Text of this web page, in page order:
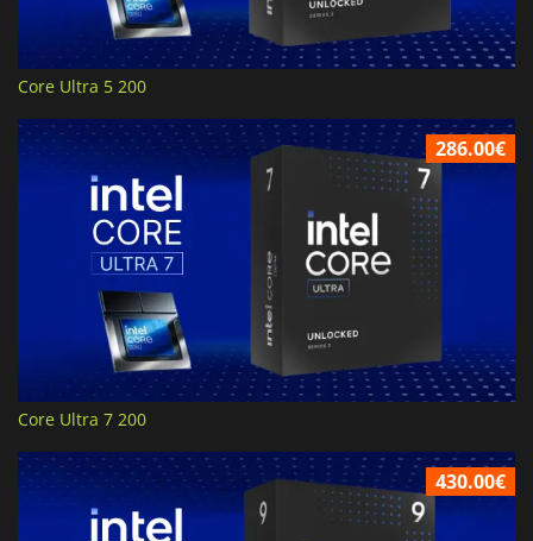
Core Ultra 5 200
286.00€
Core Ultra 7 200
430.00€